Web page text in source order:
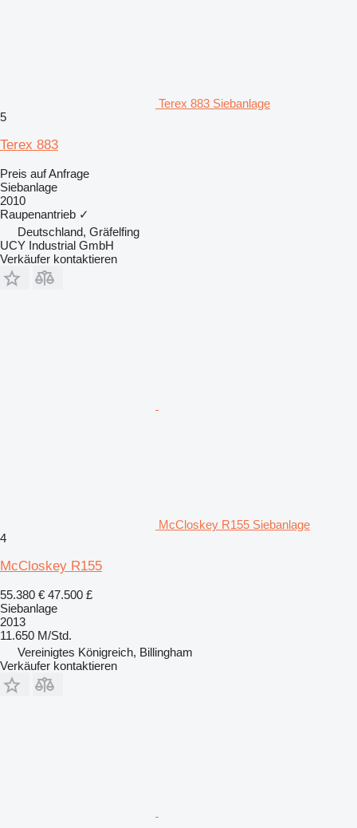
Terex 883 Siebanlage
5
Terex 883
Preis auf Anfrage
Siebanlage
2010
Raupenantrieb ✓
Deutschland, Gräfelfing
UCY Industrial GmbH
Verkäufer kontaktieren
McCloskey R155 Siebanlage
4
McCloskey R155
55.380 € 47.500 £
Siebanlage
2013
11.650 M/Std.
Vereinigtes Königreich, Billingham
Verkäufer kontaktieren